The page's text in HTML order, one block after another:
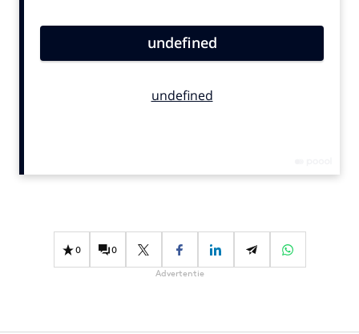
Carriere
Design
Diversiteit
Effectiviteit
0 0
Advertentie